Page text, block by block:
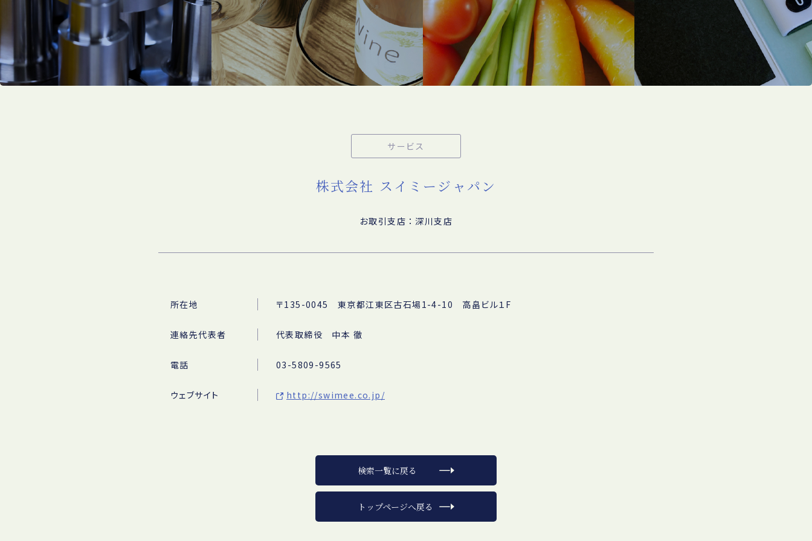
サービス
株式会社 スイミージャパン
お取引支店：深川支店
所在地 〒135-0045 東京都江東区古石場1-4-10 高畠ビル１F
連絡先代表者 代表取締役 中本 徹
電話 03-5809-9565
ウェブサイト http://swimee.co.jp/
検索一覧に戻る
トップページへ戻る